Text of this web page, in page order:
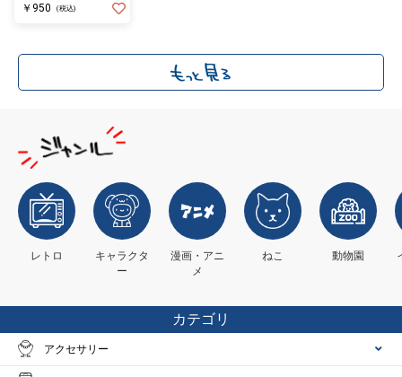
￥950
(税込)
レトロ
キャラクタ
ー
漫画・アニ
メ
ねこ 動物園
カテゴリ
アクセサリー